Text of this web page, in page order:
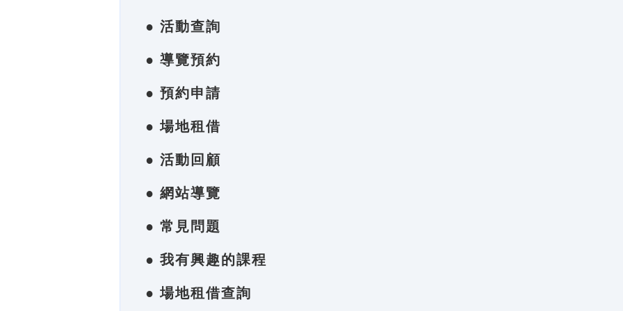
● 活動查詢
● 導覽預約
● 預約申請
● 場地租借
● 活動回顧
● 網站導覽
● 常見問題
● 我有興趣的課程
● 場地租借查詢